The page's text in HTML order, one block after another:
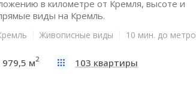
в километре от Кремля, высоте и
виды на Кремль.
Живописные виды 10 мин. до метро
979,5 м2 103 квартиры